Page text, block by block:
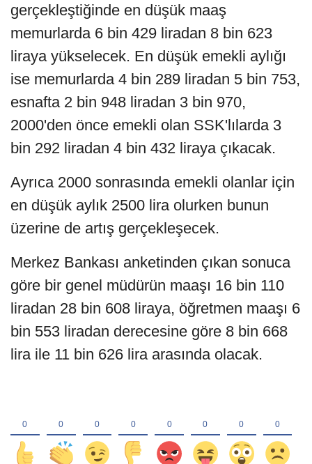
gerçekleştiğinde en düşük maaş
memurlarda 6 bin 429 liradan 8 bin 623
liraya yükselecek. En düşük emekli aylığı
ise memurlarda 4 bin 289 liradan 5 bin 753,
esnafta 2 bin 948 liradan 3 bin 970,
2000'den önce emekli olan SSK'lılarda 3
bin 292 liradan 4 bin 432 liraya çıkacak.
Ayrıca 2000 sonrasında emekli olanlar için
en düşük aylık 2500 lira olurken bunun
üzerine de artış gerçekleşecek.
Merkez Bankası anketinden çıkan sonuca
göre bir genel müdürün maaşı 16 bin 110
liradan 28 bin 608 liraya, öğretmen maaşı 6
bin 553 liradan derecesine göre 8 bin 668
lira ile 11 bin 626 lira arasında olacak.